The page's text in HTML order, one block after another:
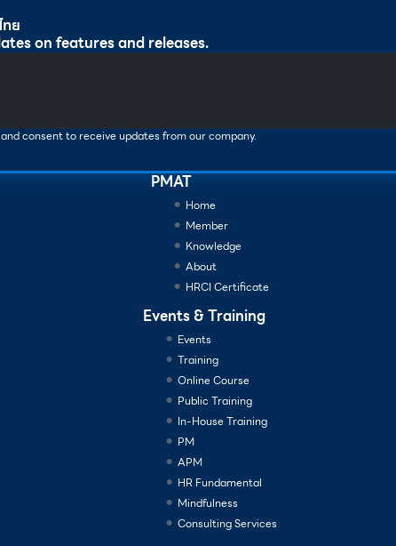
ย
on features and releases.
consent to receive updates from our company.
PMAT
Home
Member
Knowledge
About
HRCI Certificate
Events & Training
Events
Training
Online Course
Public Training
In-House Training
PM
APM
HR Fundamental
Mindfulness
Consulting Services